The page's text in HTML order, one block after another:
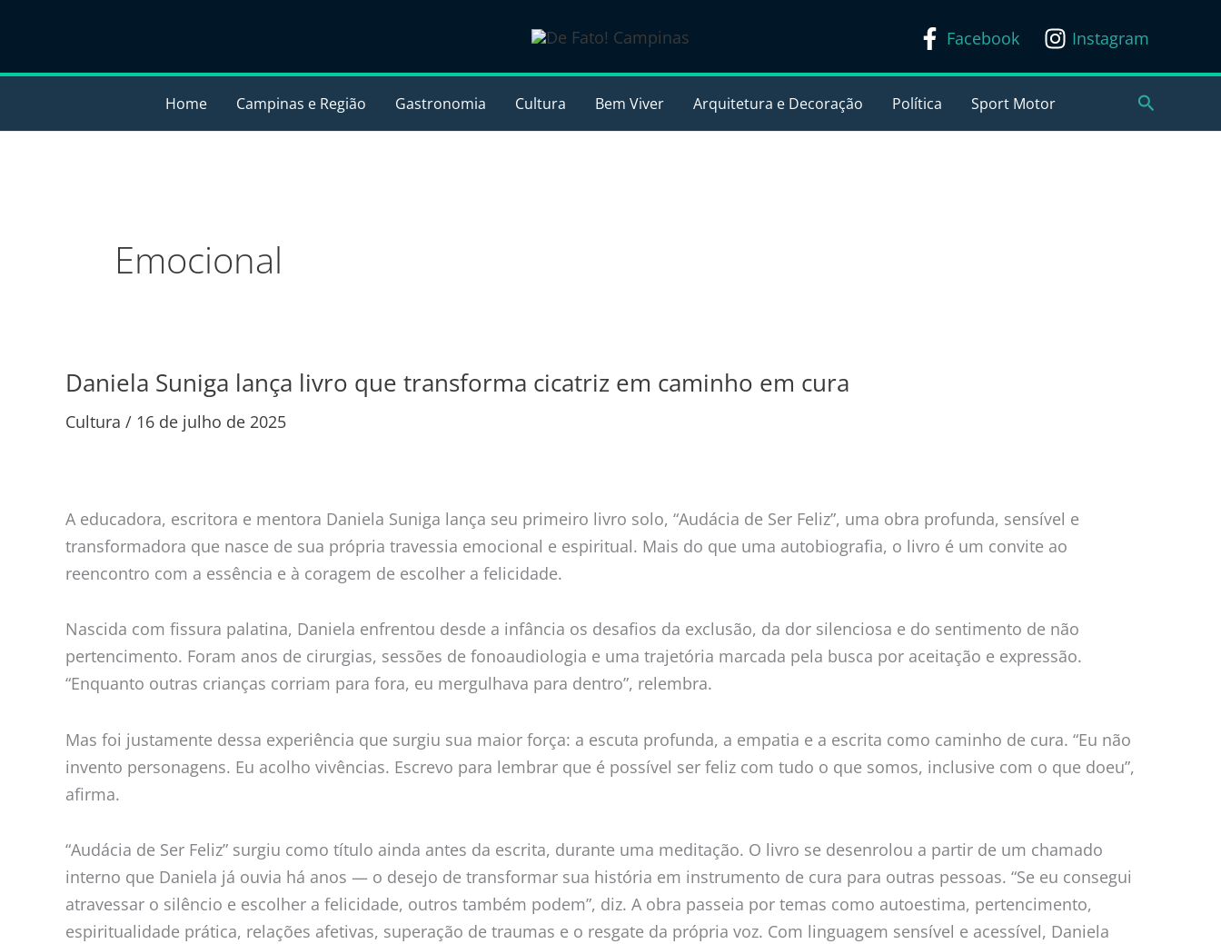
o
Facebook Instagram
Home Campinas e Região Gastronomia Cultura Bem Viver Arquitetura e Decoração Política Sport Motor Pesquisar
Emocional
Daniela Suniga lança livro que transforma cicatriz em caminho em cura
Cultura / 16 de julho de 2025
A educadora, escritora e mentora Daniela Suniga lança seu primeiro livro solo, “Audácia de Ser Feliz”, uma obra profunda, sensível e
transformadora que nasce de sua própria travessia emocional e espiritual. Mais do que uma autobiografia, o livro é um convite ao
reencontro com a essência e à coragem de escolher a felicidade.
Nascida com fissura palatina, Daniela enfrentou desde a infância os desafios da exclusão, da dor silenciosa e do sentimento de não
pertencimento. Foram anos de cirurgias, sessões de fonoaudiologia e uma trajetória marcada pela busca por aceitação e expressão.
“Enquanto outras crianças corriam para fora, eu mergulhava para dentro”, relembra.
Mas foi justamente dessa experiência que surgiu sua maior força: a escuta profunda, a empatia e a escrita como caminho de cura. “Eu não
invento personagens. Eu acolho vivências. Escrevo para lembrar que é possível ser feliz com tudo o que somos, inclusive com o que doeu”,
afirma.
“Audácia de Ser Feliz” surgiu como título ainda antes da escrita, durante uma meditação. O livro se desenrolou a partir de um chamado
interno que Daniela já ouvia há anos — o desejo de transformar sua história em instrumento de cura para outras pessoas. “Se eu consegui
atravessar o silêncio e escolher a felicidade, outros também podem”, diz. A obra passeia por temas como autoestima, pertencimento,
espiritualidade prática, relações afetivas, superação de traumas e o resgate da própria voz. Com linguagem sensível e acessível, Daniela
Daniela
lança
transforma
cicatriz
em
em
cura